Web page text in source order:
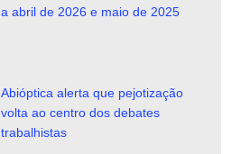
a abril de 2026 e maio de 2025
Abióptica alerta que pejotização
volta ao centro dos debates
trabalhistas